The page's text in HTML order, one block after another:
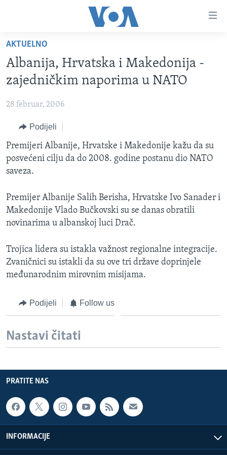
glavni
sadržaj
na
glavnu
pretragu
TV PROGRAM
FOTOGRAFIJE DANA
VIJESTI
SJEDINJENE AMERIČKE DRŽAVE
BOSNA I HERCEGOVINA
NAUKA I TEHNOLOGIJA
SPECIJALNI PROJEKTI
KORUPCIJA
ŽENSKA STRANA
IZBJEGLIČKA STRANA
O GLASU AMERIKE
PRATITE NAS
AKTUELNO
Albanija, Hrvatska i Makedonija -
zajedničkim naporima u NATO
28 februar, 2006
Podijeli
Premijeri Albanije, Hrvatske i Makedonije kažu da su
posvećeni cilju da do 2008. godine postanu dio NATO
saveza.
Premijer Albanije Salih Berisha, Hrvatske Ivo Sanader i
Makedonije Vlado Bučkovski su se danas obratili
novinarima u albanskoj luci Drač.
Trojica lidera su istakla važnost regionalne integracije.
Zvaničnici su istakli da su ove tri države doprinjele
međunarodnim mirovnim misijama.
Podijeli Follow us
Nastavi čitati
PRATITE NAS
INFORMACIJE